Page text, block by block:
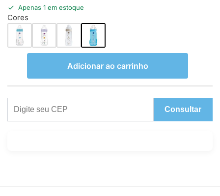
Apenas 1 em estoque
Cores
Adicionar ao carrinho
Consultar